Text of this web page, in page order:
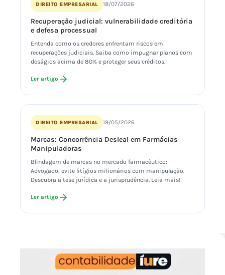
DIREITO EMPRESARIAL 18/07/2026
Recuperação judicial: vulnerabilidade creditória
e defesa processual
Entenda como os credores enfrentam riscos em
recuperações judiciais. Saiba como impugnar planos com
deságios acima de 80% e proteger seus créditos.
Ler artigo
DIREITO EMPRESARIAL 19/05/2026
Marcas: Concorrência Desleal em Farmácias
Manipuladoras
Blindagem de marcas no mercado farmacêutico:
Advogado, evite litígios milionários com manipulação.
Descubra a tese jurídica e a jurisprudência. Leia mais!
Ler artigo